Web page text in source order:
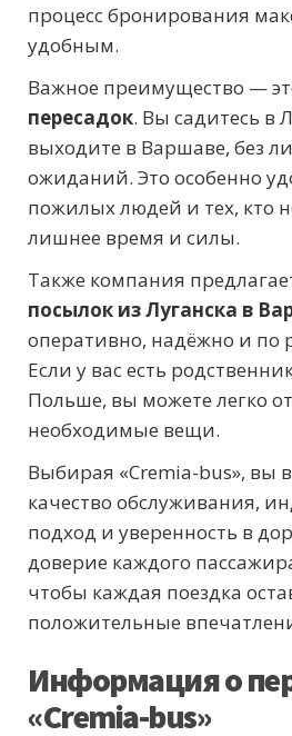
процесс бронирования
удобным.
Важное преимущество —
пересадок. Вы садитесь в
выходите в Варшаве, без
ожиданий. Это особенно
пожилых людей и тех, кто
лишнее время и силы.
Также компания
посылок из Луганска в
оперативно, надёжно и по
Если у вас есть
Польше, вы можете легко
необходимые вещи.
Выбирая «Cremia-bus», вы
качество обслуживания,
подход и уверенность в
доверие каждого
чтобы каждая поездка
положительные
Информация о
«Cremia-bus»